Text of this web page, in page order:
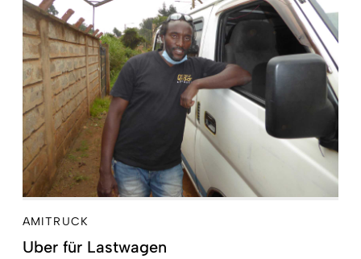
AMITRUCK
Uber für Lastwagen